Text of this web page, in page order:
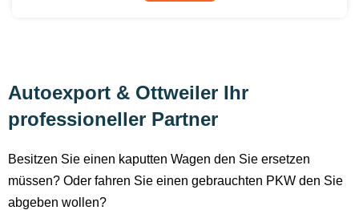
Autoexport & Ottweiler Ihr
professioneller Partner
Besitzen Sie einen kaputten Wagen den Sie ersetzen
müssen? Oder fahren Sie einen gebrauchten PKW den Sie
abgeben wollen?